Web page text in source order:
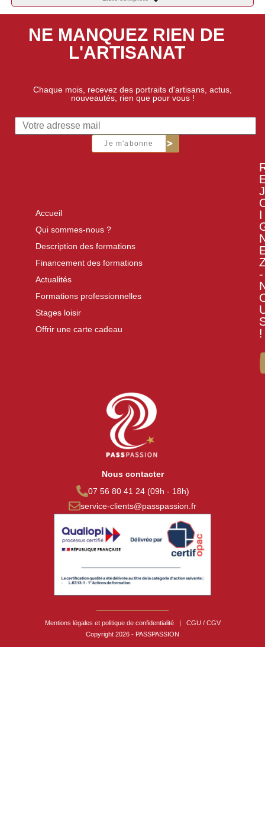
NE MANQUEZ RIEN DE
L'ARTISANAT
Chaque mois, recevez des portraits d'artisans, actus,
nouveautés, rien que pour vous !
Je m'abonne
Accueil
Qui sommes-nous ?
Description des formations
Financement des formations
Actualités
Formations professionnelles
Stages loisir
Offrir une carte cadeau
J
I
-
!
Nous contacter
07 56 80 41 24 (09h - 18h)
service-clients@passpassion.fr
Mentions légales et politique de confidentialité
CGU / CGV
Copyright 2026 - PASSPASSION